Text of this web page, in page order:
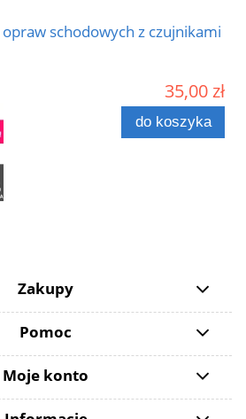
schodowych z czujnikami
35,00 zł
do koszyka
Zakupy
Pomoc
Moje konto